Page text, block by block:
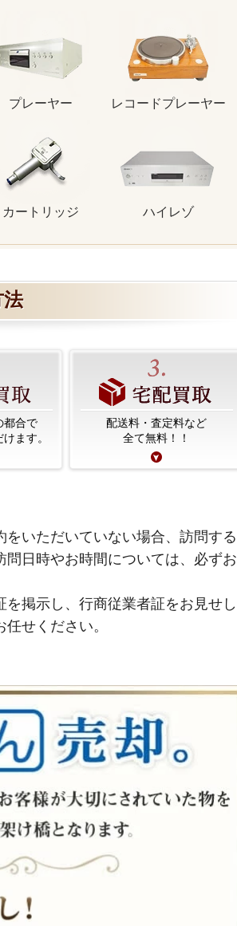
プレーヤー レコードプレーヤー
カートリッジ ハイレゾ
法
都合で
ます。
配送料・査定料など
全て無料！！
いただいていない場合、訪問する
日時やお時間については、必ずお
掲示し、行商従業者証をお見せし
せください。